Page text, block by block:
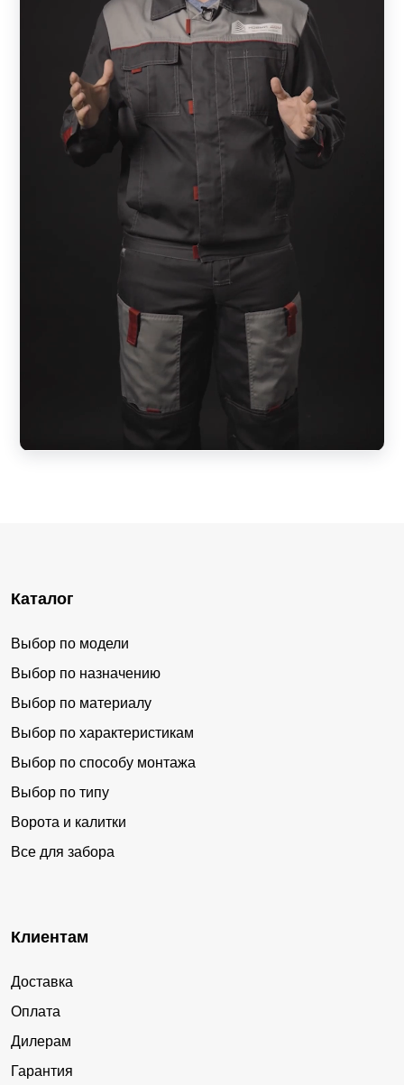
Каталог
Выбор по модели
Выбор по назначению
Выбор по материалу
Выбор по характеристикам
Выбор по способу монтажа
Выбор по типу
Ворота и калитки
Все для забора
Клиентам
Доставка
Оплата
Дилерам
Гарантия